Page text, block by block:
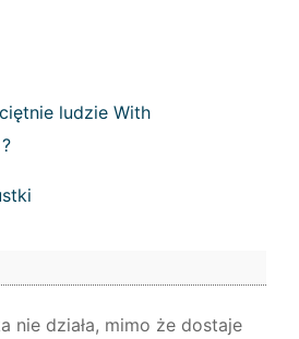
ludzie With
nie działa, mimo że dostaje